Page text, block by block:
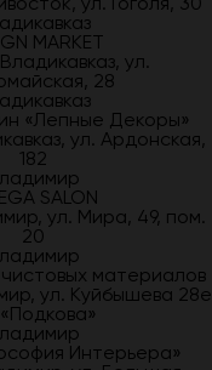
MARKET
ул.
28
«Лепные Декоры»
ул. Ардонская,
182
SALON
ул. Мира, 49, пом.
20
чистовых материалов
ул. Куйбышева 28е
Интерьера»